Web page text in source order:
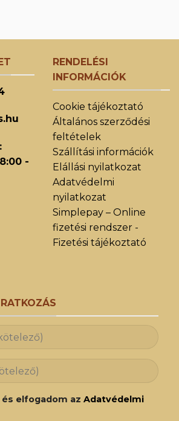
-
RENDELÉSI
INFORMÁCIÓK
Cookie tájékoztató
Általános szerződési
feltételek
Szállítási információk
Elállási nyilatkozat
Adatvédelmi
nyilatkozat
Simplepay – Online
fizetési rendszer -
Fizetési tájékoztató
elfogadom az Adatvédelmi